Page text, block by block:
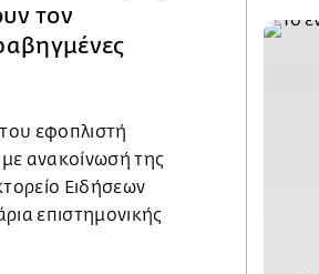
τον
εφοπλιστή
ανακοίνωσή της
Ειδήσεων
επιστημονικής